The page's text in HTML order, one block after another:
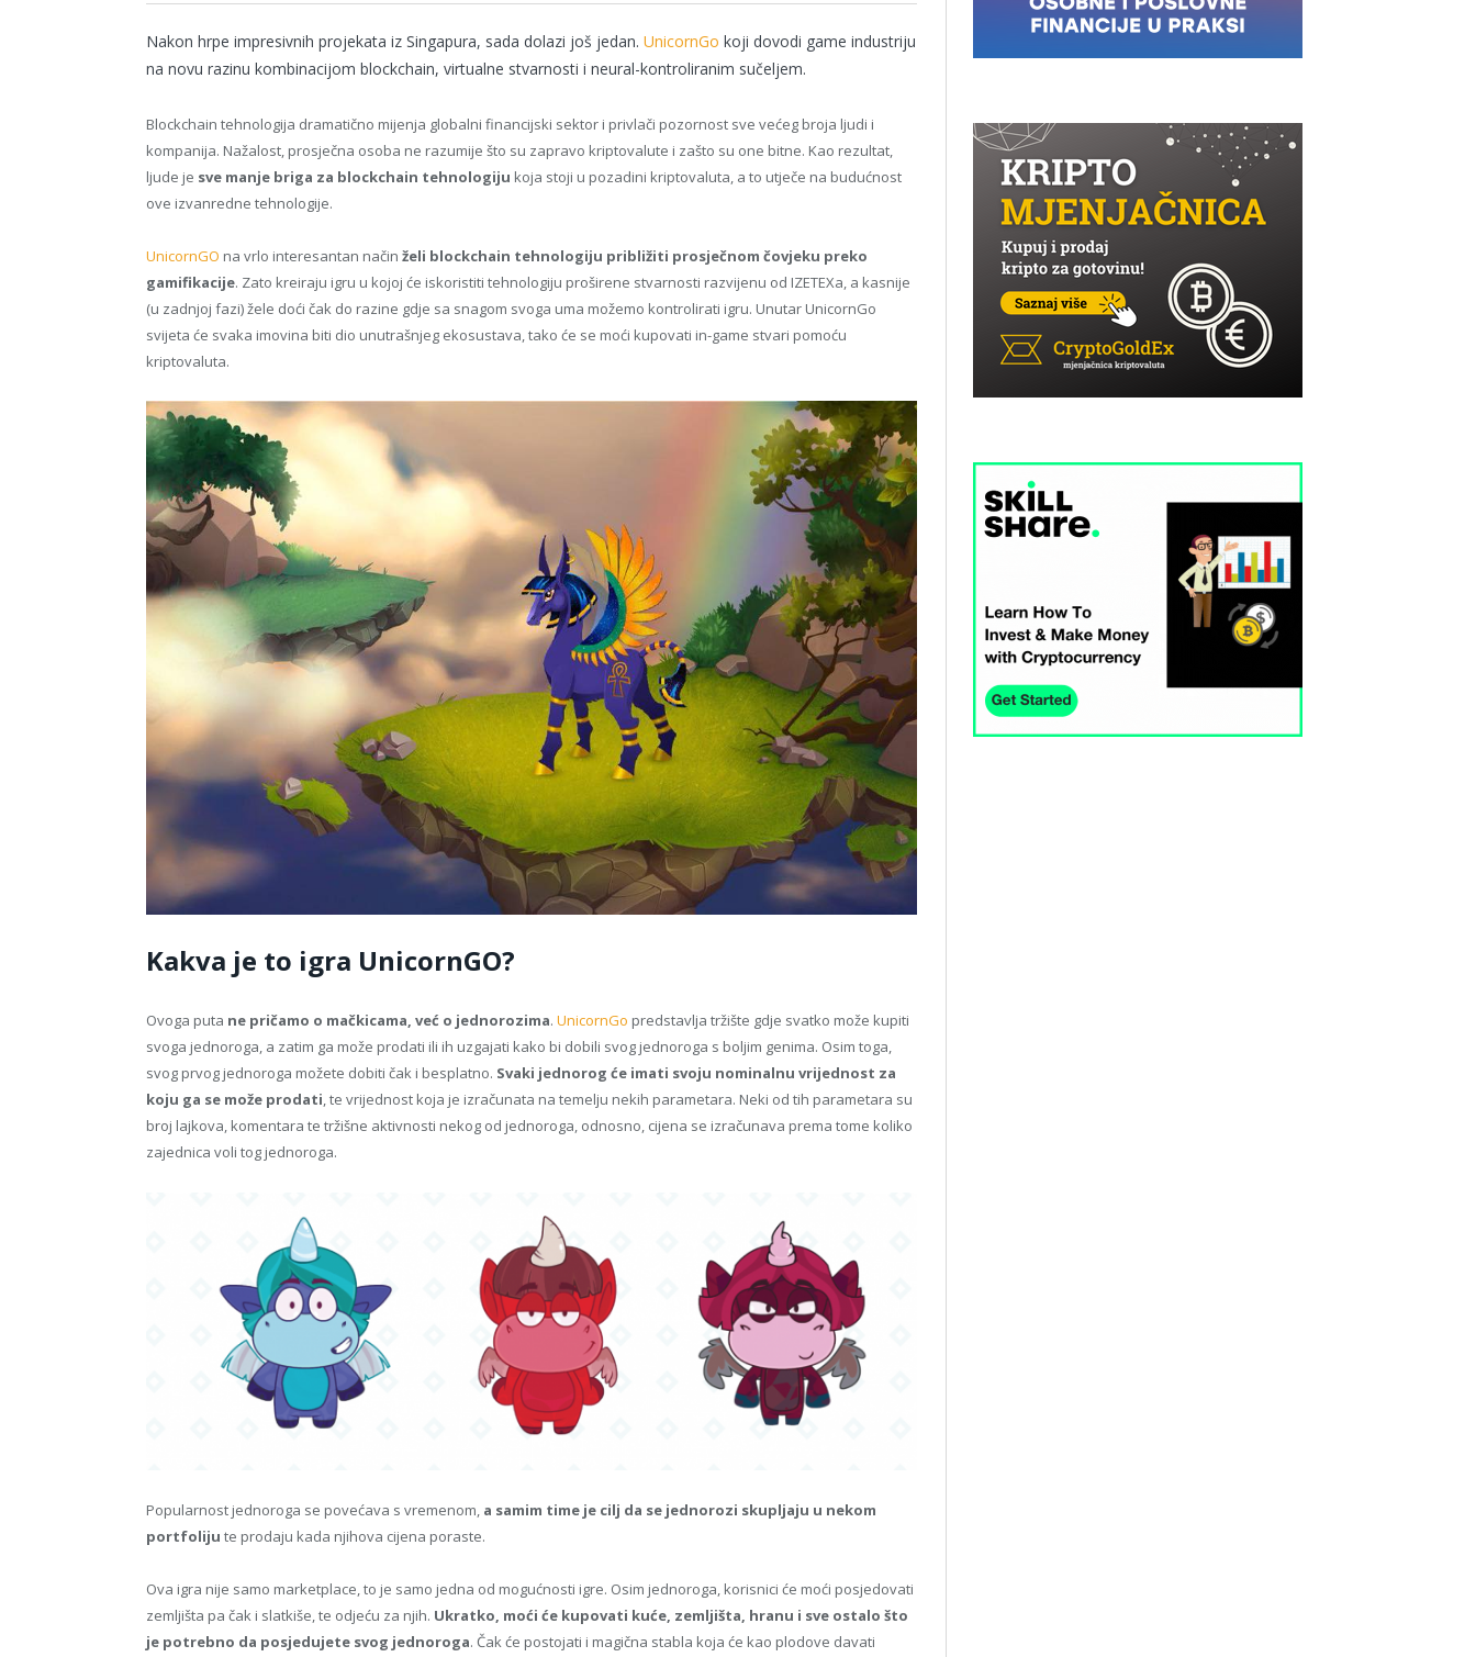
Nakon hrpe impresivnih projekata iz Singapura, sada dolazi još jedan. UnicornGo koji dovodi game industriju
na novu razinu kombinacijom blockchain, virtualne stvarnosti i neural-kontroliranim sučeljem.
Blockchain tehnologija dramatično mijenja globalni financijski sektor i privlači pozornost sve većeg broja ljudi i
kompanija. Nažalost, prosječna osoba ne razumije što su zapravo kriptovalute i zašto su one bitne. Kao rezultat,
ljude je sve manje briga za blockchain tehnologiju koja stoji u pozadini kriptovaluta, a to utječe na budućnost
ove izvanredne tehnologije.
UnicornGO na vrlo interesantan način želi blockchain tehnologiju približiti prosječnom čovjeku preko
gamifikacije. Zato kreiraju igru u kojoj će iskoristiti tehnologiju proširene stvarnosti razvijenu od IZETEXa, a kasnije
(u zadnjoj fazi) žele doći čak do razine gdje sa snagom svoga uma možemo kontrolirati igru. Unutar UnicornGo
svijeta će svaka imovina biti dio unutrašnjeg ekosustava, tako će se moći kupovati in-game stvari pomoću
kriptovaluta.
Kakva je to igra UnicornGO?
Ovoga puta ne pričamo o mačkicama, već o jednorozima. UnicornGo predstavlja tržište gdje svatko može kupiti
svoga jednoroga, a zatim ga može prodati ili ih uzgajati kako bi dobili svog jednoroga s boljim genima. Osim toga,
svog prvog jednoroga možete dobiti čak i besplatno. Svaki jednorog će imati svoju nominalnu vrijednost za
koju ga se može prodati, te vrijednost koja je izračunata na temelju nekih parametara. Neki od tih parametara su
broj lajkova, komentara te tržišne aktivnosti nekog od jednoroga, odnosno, cijena se izračunava prema tome koliko
zajednica voli tog jednoroga.
Popularnost jednoroga se povećava s vremenom, a samim time je cilj da se jednorozi skupljaju u nekom
portfoliju te prodaju kada njihova cijena poraste.
Ova igra nije samo marketplace, to je samo jedna od mogućnosti igre. Osim jednoroga, korisnici će moći posjedovati
zemljišta pa čak i slatkiše, te odjeću za njih. Ukratko, moći će kupovati kuće, zemljišta, hranu i sve ostalo što
je potrebno da posjedujete svog jednoroga. Čak će postojati i magična stabla koja će kao plodove davati